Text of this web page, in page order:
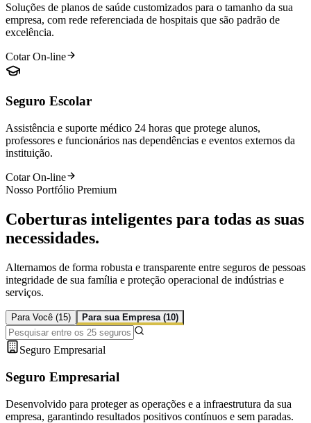
Soluções de planos de saúde customizados para o tamanho da sua
empresa, com rede referenciada de hospitais que são padrão de
excelência.
Cotar On-line
Seguro Escolar
Assistência e suporte médico 24 horas que protege alunos,
professores e funcionários nas dependências e eventos externos da
instituição.
Cotar On-line
Nosso Portfólio Premium
Coberturas inteligentes para todas as suas
necessidades.
Alternamos de forma robusta e transparente entre seguros de pessoas
integridade de sua família e proteção operacional de indústrias e
serviços.
Para Você (15) Para sua Empresa (10)
Seguro Empresarial
Seguro Empresarial
Desenvolvido para proteger as operações e a infraestrutura da sua
empresa, garantindo resultados positivos contínuos e sem paradas.